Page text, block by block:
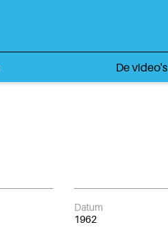
De video's
Datum
1962